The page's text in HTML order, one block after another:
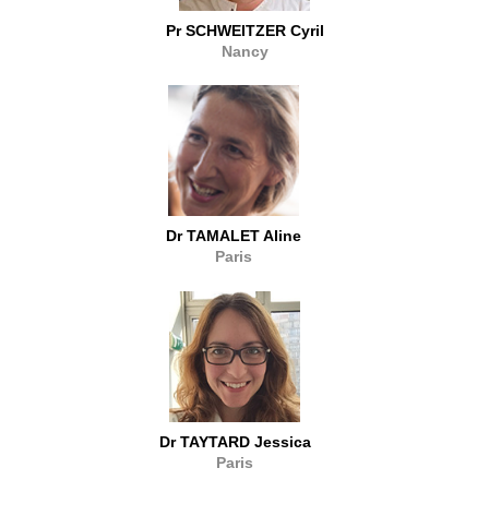
Pr SCHWEITZER Cyril
Nancy
Dr TAMALET Aline
Paris
Dr TAYTARD Jessica
Paris